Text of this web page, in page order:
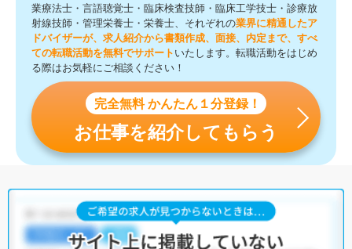
業療法士・言語聴覚士・臨床検査技師・臨床工学技士・診療放
射線技師・管理栄養士・栄養士、それぞれの業界に精通したア
ドバイザーが、求人紹介から書類作成、面接、内定まで、すべ
ての転職活動を無料でサポート いたします。転職活動をはじめ
る際はお気軽にご相談ください！
完全無料 かんたん１分登録！
お仕事を紹介してもらう